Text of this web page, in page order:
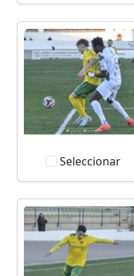
Seleccionar